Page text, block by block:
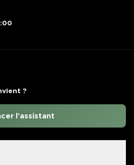
?
l'assistant